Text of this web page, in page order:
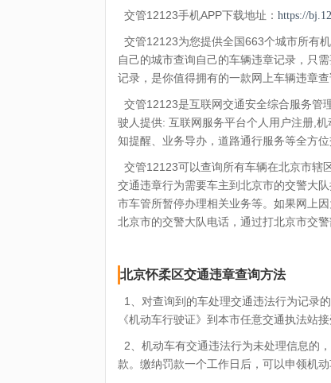
交管12123手机APP下载地址： https://
交管12123为您提供全国663个城市所有
自己的城市查询自己的车辆违章记录，只
记录，是你值得拥有的一款网上车辆违章查
交管12123是互联网交通安全综合服务管
驶人提供: 互联网服务平台个人用户注册,
知提醒、业务导办，道路通行服务等全方位
交管12123可以查询所有车辆在北京市辖
交通违章行为需要车主到北京市的交警大
市车管所暂停办理相关业务等。如果网上
北京市的交警大队电话，通过打北京市交
北京怀柔区交通违章查询方法
1、对查询到的车处理交通违法行为记录
《机动车行驶证》到本市任意交通执法站接
2、机动车有交通违法行为未处理信息的
款。缴纳罚款一个工作日后，可以申领机动